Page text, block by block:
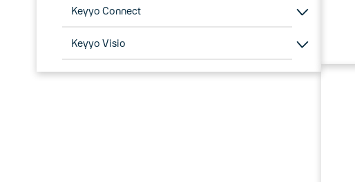
Keyyo Connect
Keyyo Visio